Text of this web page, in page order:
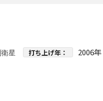
星 打ち上げ年： 2006年